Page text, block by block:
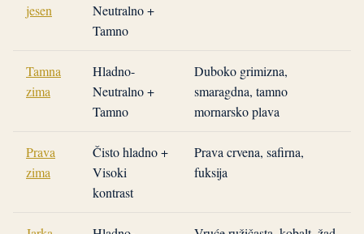
jesen
Neutralno +
Tamno
Tamna
zima
Hladno-
Neutralno +
Tamno
Duboko grimizna,
smaragdna, tamno
mornarsko plava
Prava
zima
Čisto hladno +
Visoki
kontrast
Prava crvena, safirna,
fuksija